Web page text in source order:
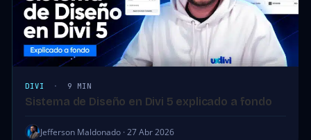
DIVI · 9 MIN
Sistema de Diseño en Divi 5 explicado a fondo
Jefferson Maldonado · 27 Abr 2026